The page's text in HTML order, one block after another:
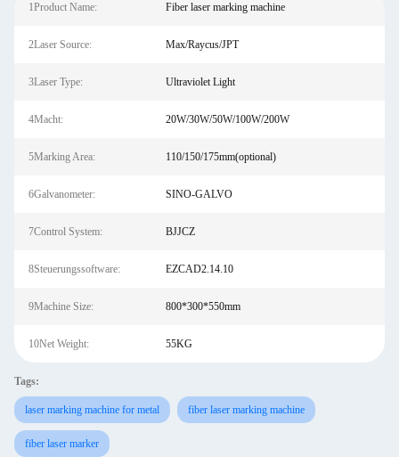
1Product Name: Fiber laser marking machine
2Laser Source: Max/Raycus/JPT
3Laser Type: Ultraviolet Light
4Macht: 20W/30W/50W/100W/200W
5Marking Area: 110/150/175mm(optional)
6Galvanometer: SINO-GALVO
7Control System: BJJCZ
8Steuerungssoftware: EZCAD2.14.10
9Machine Size: 800*300*550mm
10Net Weight: 55KG
Tags:
laser marking machine for metal fiber laser marking machine
fiber laser marker